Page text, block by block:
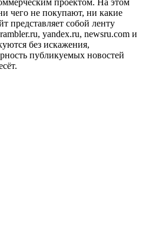
проектом. На этом
чего не покупают, ни какие
представляет собой ленту
yandex.ru, newsru.com и
без искажения,
публикуемых новостей